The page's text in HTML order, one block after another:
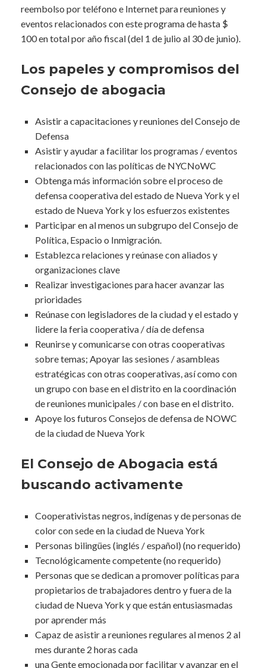
reembolso por teléfono e Internet para reuniones y
eventos relacionados con este programa de hasta $
100 en total por año fiscal (del 1 de julio al 30 de junio).
Los papeles y compromisos del
Consejo de abogacia
Asistir a capacitaciones y reuniones del Consejo de
Defensa
Asistir y ayudar a facilitar los programas / eventos
relacionados con las políticas de NYCNoWC
Obtenga más información sobre el proceso de
defensa cooperativa del estado de Nueva York y el
estado de Nueva York y los esfuerzos existentes
Participar en al menos un subgrupo del Consejo de
Política, Espacio o Inmigración.
Establezca relaciones y reúnase con aliados y
organizaciones clave
Realizar investigaciones para hacer avanzar las
prioridades
Reúnase con legisladores de la ciudad y el estado y
lidere la feria cooperativa / día de defensa
Reunirse y comunicarse con otras cooperativas
sobre temas; Apoyar las sesiones / asambleas
estratégicas con otras cooperativas, así como con
un grupo con base en el distrito en la coordinación
de reuniones municipales / con base en el distrito.
Apoye los futuros Consejos de defensa de NOWC
de la ciudad de Nueva York
El Consejo de Abogacia está
buscando activamente
Cooperativistas negros, indígenas y de personas de
color con sede en la ciudad de Nueva York
Personas bilingües (inglés / español) (no requerido)
Tecnológicamente competente (no requerido)
Personas que se dedican a promover políticas para
propietarios de trabajadores dentro y fuera de la
ciudad de Nueva York y que están entusiasmadas
por aprender más
Capaz de asistir a reuniones regulares al menos 2 al
mes durante 2 horas cada
una Gente emocionada por facilitar y avanzar en el